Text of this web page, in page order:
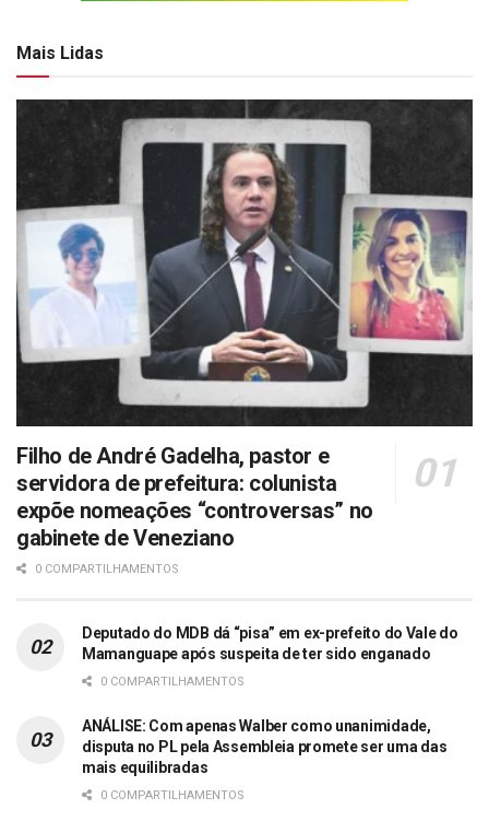
Mais Lidas
Filho de André Gadelha, pastor e
servidora de prefeitura: colunista
expõe nomeações “controversas” no
gabinete de Veneziano
0 COMPARTILHAMENTOS
Deputado do MDB dá “pisa” em ex-prefeito do Vale do
Mamanguape após suspeita de ter sido enganado
0 COMPARTILHAMENTOS
ANÁLISE: Com apenas Walber como unanimidade,
disputa no PL pela Assembleia promete ser uma das
mais equilibradas
0 COMPARTILHAMENTOS